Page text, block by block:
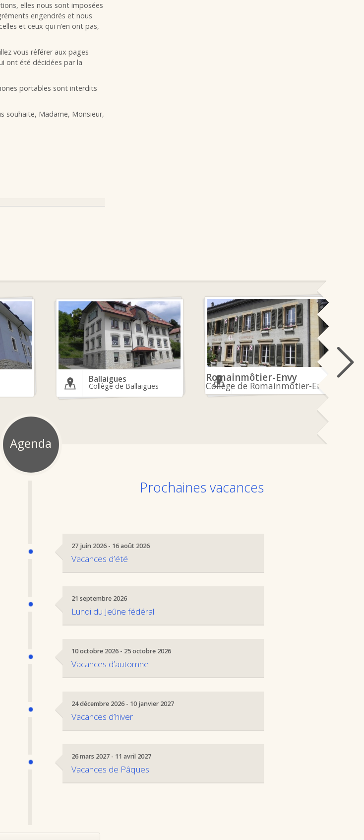
elles nous sont imposées
engendrés et nous
et ceux qui n’en ont pas,
vous référer aux pages
ont été décidées par la
portables sont interdits
souhaite, Madame, Monsieur,
Ballaigues
Collège de Ballaigues
Romainmôtier-Envy
Collège de Romainmôtier-Envy
Agenda
Prochaines vacances
27 juin 2026 - 16 août 2026
Vacances d’été
21 septembre 2026
Lundi du Jeûne fédéral
10 octobre 2026 - 25 octobre 2026
Vacances d’automne
24 décembre 2026 - 10 janvier 2027
Vacances d’hiver
26 mars 2027 - 11 avril 2027
Vacances de Pâques